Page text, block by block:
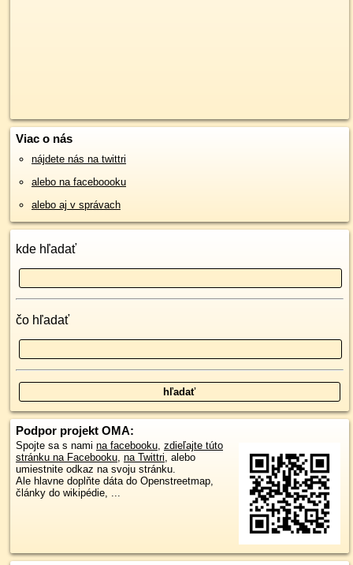
Viac o nás
nájdete nás na twittri
alebo na faceboooku
alebo aj v správach
kde hľadať
čo hľadať
Podpor projekt OMA:
Spojte sa s nami na facebooku, zdieľajte túto
stránku na Facebooku, na Twittri, alebo
umiestnite odkaz na svoju stránku.
Ale hlavne doplňte dáta do Openstreetmap,
články do wikipédie, ...